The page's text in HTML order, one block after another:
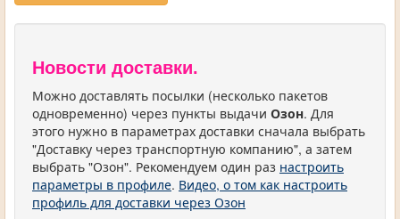
Новости доставки.
Можно доставлять посылки (несколько пакетов
одновременно) через пункты выдачи Озон. Для
этого нужно в параметрах доставки сначала выбрать
"Доставку через транспортную компанию", а затем
выбрать "Озон". Рекомендуем один раз настроить
параметры в профиле. Видео, о том как настроить
профиль для доставки через Озон